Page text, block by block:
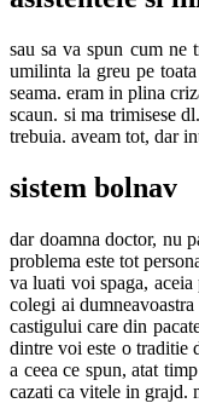
sau sa va spun cum ne
umilinta la greu pe
seama. eram in plina
scaun. si ma trimisese
trebuia. aveam tot, dar
sistem bolnav
dar doamna doctor, nu
problema este tot
va luati voi spaga,
colegi ai
castigului care din
dintre voi este o traditie
a ceea ce spun, atat
cazati ca vitele in grajd.